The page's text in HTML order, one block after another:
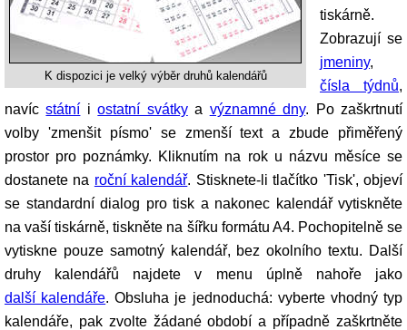
K dispozici je velký výběr druhů kalendářů
tiskárně.
Zobrazují se
jmeniny,
čísla týdnů,
navícstátní iostatní svátkya významné dny. Po zaškrtnutí
volby 'zmenšit písmo' se zmenší text a zbude přiměřený
prostor pro poznámky. Kliknutím na rok u názvu měsíce se
dostanete na roční kalendář. Stisknete-li tlačítko 'Tisk', objeví
se standardní dialog pro tisk a nakonec kalendář vytiskněte
na vaší tiskárně, tiskněte na šířku formátu A4. Pochopitelně se
vytiskne pouze samotný kalendář, bez okolního textu. Další
druhy kalendářů najdete v menu úplně nahoře jako
další kalendáře. Obsluha je jednoduchá: vyberte vhodný typ
kalendáře, pak zvolte žádané období a případně zaškrtněte